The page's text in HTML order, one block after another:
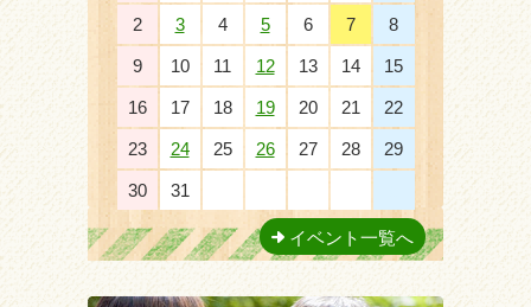
2 3 4 5 6 7 8
9 10 11 12 13 14 15
16 17 18 19 20 21 22
23 24 25 26 27 28 29
30 31
イベント一覧へ